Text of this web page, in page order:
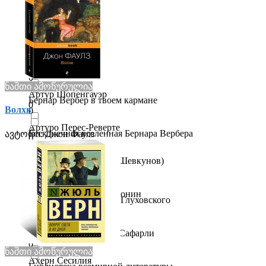
0
Артур Конан Дойл
0
Артур Хейли
0
Артур Шопенгауэр
0
Артуро Перес-Реверте
0
Архимандрит Тихон (Шевкунов)
Арчибальд Джозеф Кронин
Ася Лавринович
0
Ахерн Сесилия
0
Артефакт & Детектив
0
Белая птица
0
Бернар Вербер в твоем кармане
0
Бесконечная вселенная Бернара Вербера
Бестселлеры
Бестселлеры Дмитрия Глуховского
Бестселлеры Эльчина Сафарли
0
ნაშთი ამოწურულია
Волхв
ავტორი:Джон Фаулз
ნაშთი ამოწურულია